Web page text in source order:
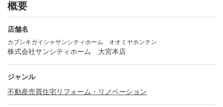
概要
店舗名
カブシキガイシャサンシティホーム オオミヤホンテン
株式会社サンシティホーム 大宮本店
ジャンル
不動産売買住宅リフォーム・リノベーション